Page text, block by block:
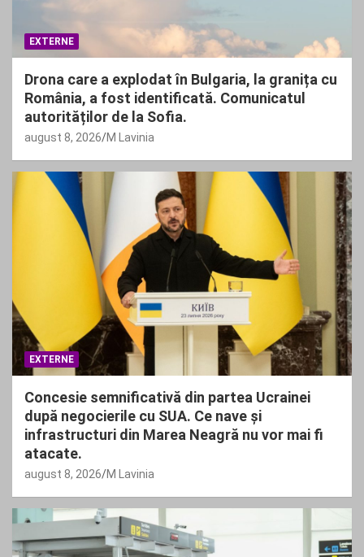
EXTERNE
Drona care a explodat în Bulgaria, la granița cu
România, a fost identificată. Comunicatul
autorităților de la Sofia.
august 8, 2026 M Lavinia
EXTERNE
Concesie semnificativă din partea Ucrainei
după negocierile cu SUA. Ce nave și
infrastructuri din Marea Neagră nu vor mai fi
atacate.
august 8, 2026 M Lavinia